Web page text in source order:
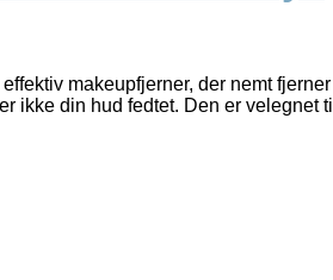
makeupfjerner, der nemt fjerner
ikke din hud fedtet. Den er velegnet til